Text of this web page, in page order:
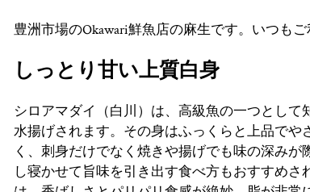
豊洲市場のOkawari鮮魚店の麻生です。いつもご
しっとり甘い上質白身
シロアマダイ（白川）は、高級魚の一つとし
水揚げされます。その身はふっくらと上品で
く、刺身だけでなく焼きや揚げでも味の深み
し寝かせて旨味を引き出す食べ方もおすすめ